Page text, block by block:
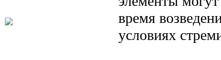
время
условиях